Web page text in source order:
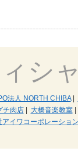
シ
法人 NORTH CHIBA|
肉店| 大橋音楽教室|
アイワコーポレーショ